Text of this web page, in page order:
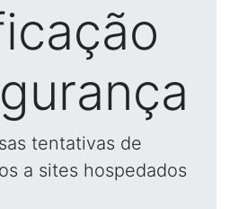
tentativas de
a sites hospedados